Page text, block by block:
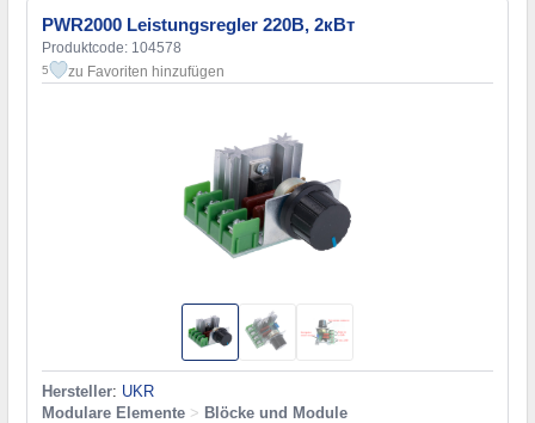
PWR2000 Leistungsregler 220В, 2кВт
Produktcode: 104578
5 zu Favoriten hinzufügen
Hersteller: UKR
Modulare Elemente > Blöcke und Module